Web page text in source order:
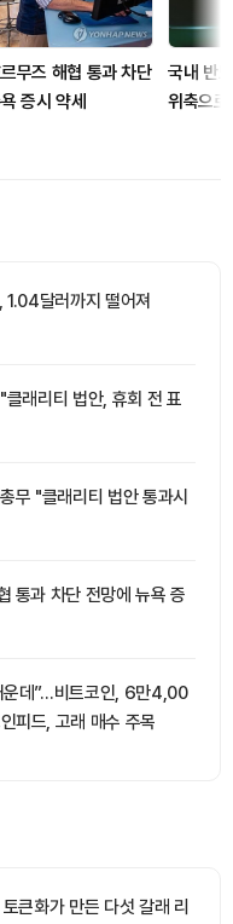
무즈 해협 통과 차단
증시 약세
국내 반
위축으
달러까지 떨어져
클래리티 법안, 휴회 전 표
무 "클래리티 법안 통과시
통과 차단 전망에 뉴욕 증
운데”…비트코인, 6만4,00
피드, 고래 매수 주목
큰화가 만든 다섯 갈래 리